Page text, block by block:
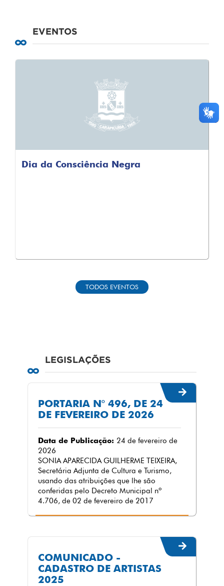
EVENTOS
Dia da Consciência Negra
TODOS EVENTOS
LEGISLAÇÕES
PORTARIA N° 496, DE 24
DE FEVEREIRO DE 2026
Data de Publicação: 24 de fevereiro de
2026
SONIA APARECIDA GUILHERME TEIXEIRA,
Secretária Adjunta de Cultura e Turismo,
usando das atribuições que lhe são
conferidas pelo Decreto Municipal nº
4.706, de 02 de fevereiro de 2017
COMUNICADO -
CADASTRO DE ARTISTAS
2025